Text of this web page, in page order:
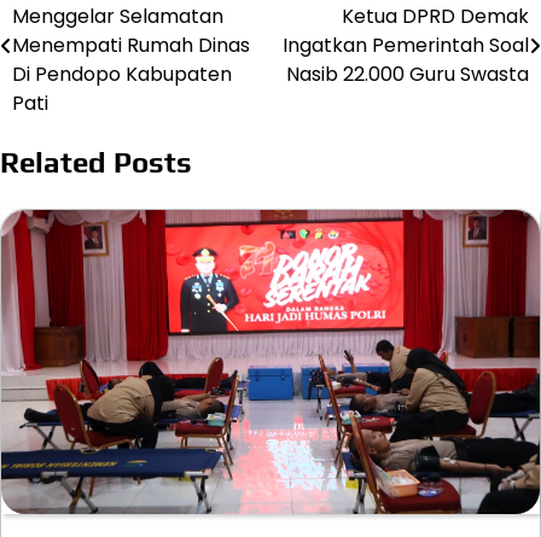
pos
Menggelar Selamatan
Menempati Rumah Dinas
Di Pendopo Kabupaten
Pati
Ketua DPRD Demak
Ingatkan Pemerintah Soal
Nasib 22.000 Guru Swasta
Related Posts